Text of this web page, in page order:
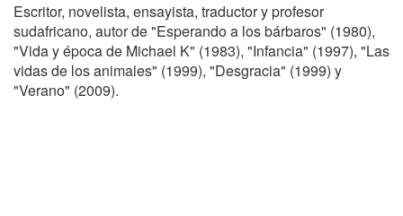
Escritor, novelista, ensayista, traductor y profesor
sudafricano, autor de "Esperando a los bárbaros" (1980),
"Vida y época de Michael K" (1983), "Infancia" (1997), "Las
vidas de los animales" (1999), "Desgracia" (1999) y
"Verano" (2009).